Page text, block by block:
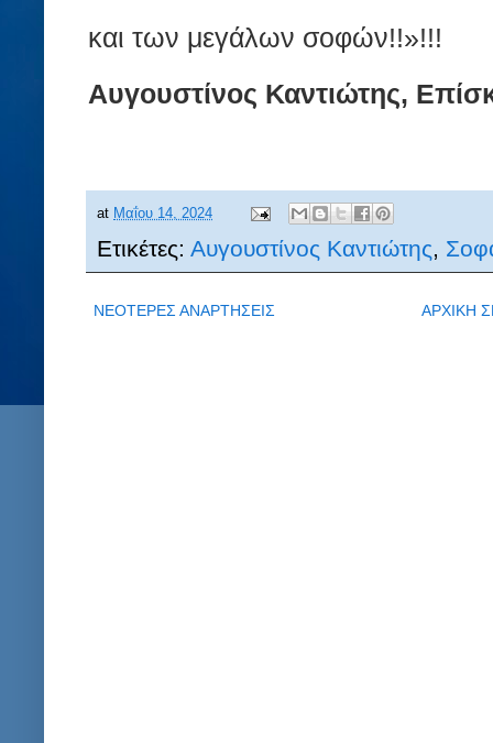
και των μεγάλων σοφών!!»!!!
Αυγουστίνος Καντιώτης,
at Μαΐου 14, 2024
Ετικέτες: Αυγουστίνος Καντιώτης,
ΝΕΟΤΕΡΕΣ ΑΝΑΡΤΗΣΕΙΣ ΑΡΧΙΚΗ